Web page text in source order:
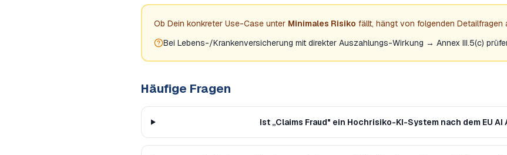
Ob Dein konkreter Use-Case unter Minimales Risiko fällt, hängt von folgenden Detailfragen
Bei Lebens-/Krankenversicherung mit direkter Auszahlungs-Wirkung → Annex III.5(c)
Häufige Fragen
Ist „Claims Fraud" ein Hochrisiko-KI-System nach dem EU AI